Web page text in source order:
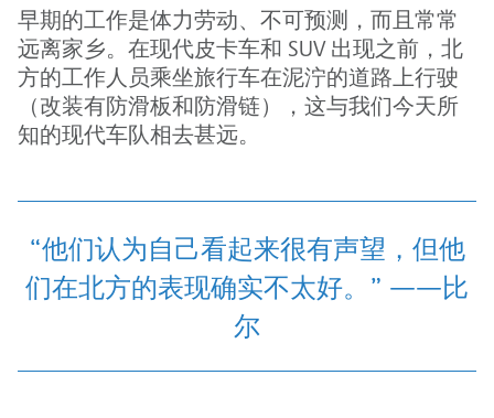
早期的工作是体力劳动、不可预测，而且常常
远离家乡。在现代皮卡车和 SUV 出现之前，北
方的工作人员乘坐旅行车在泥泞的道路上行驶
（改装有防滑板和防滑链），这与我们今天所
知的现代车队相去甚远。
“他们认为自己看起来很有声望，但他
们在北方的表现确实不太好。” ——比
尔